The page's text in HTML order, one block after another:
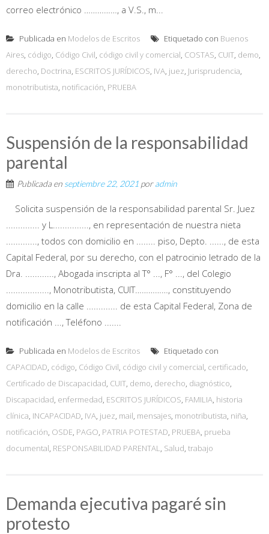
correo electrónico ……………, a V.S., m...
Publicada en Modelos de Escritos Etiquetado con Buenos
Aires, código, Código Civil, código civil y comercial, COSTAS, CUIT, demo,
derecho, Doctrina, ESCRITOS JURÍDICOS, IVA, juez, Jurisprudencia,
monotributista, notificación, PRUEBA
Suspensión de la responsabilidad
parental
Publicada en septiembre 22, 2021 poradmin
Solicita suspensión de la responsabilidad parental Sr. Juez
.............. y L..............., en representación de nuestra nieta
............., todos con domicilio en ........ piso, Depto. ......, de esta
Capital Federal, por su derecho, con el patrocinio letrado de la
Dra. ............, Abogada inscripta al T° ..., F° ..., del Colegio
.................., Monotributista, CUIT……………, constituyendo
domicilio en la calle ............. de esta Capital Federal, Zona de
notificación ..., Teléfono .......
Publicada en Modelos de Escritos
Etiquetado con
CAPACIDAD, código, Código Civil, código civil y comercial, certificado,
Certificado de Discapacidad, CUIT, demo, derecho, diagnóstico,
Discapacidad, enfermedad, ESCRITOS JURÍDICOS, FAMILIA, historia
clínica, INCAPACIDAD, IVA, juez, mail, mensajes, monotributista, niña,
notificación, OSDE, PAGO, PATRIA POTESTAD, PRUEBA, prueba
documental, RESPONSABILIDAD PARENTAL, Salud, trabajo
Demanda ejecutiva pagaré sin
protesto